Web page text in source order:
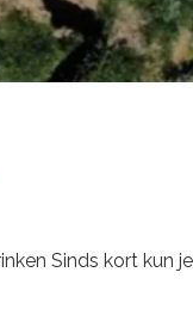
Sinds kort kun